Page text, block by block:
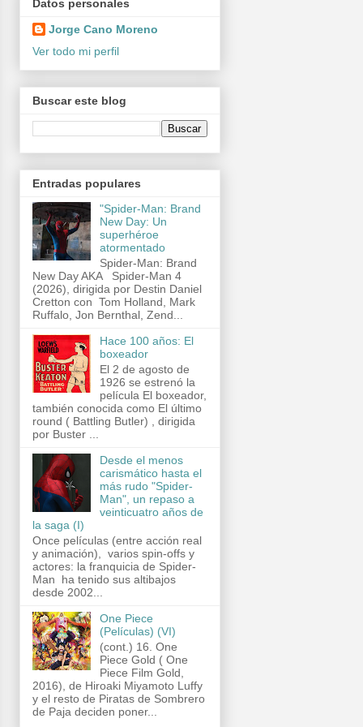
Datos personales
Jorge Cano Moreno
Ver todo mi perfil
Buscar este blog
Entradas populares
"Spider-Man: Brand
New Day: Un
superhéroe
atormentado
Spider-Man: Brand
New Day AKA Spider-Man 4
(2026), dirigida por Destin Daniel
Cretton con Tom Holland, Mark
Ruffalo, Jon Bernthal, Zend...
Hace 100 años: El
boxeador
El 2 de agosto de
1926 se estrenó la
película El boxeador,
también conocida como El último
round ( Battling Butler) , dirigida
por Buster ...
Desde el menos
carismático hasta el
más rudo "Spider-
Man", un repaso a
veinticuatro años de
la saga (I)
Once películas (entre acción real
y animación), varios spin-offs y
actores: la franquicia de Spider-
Man ha tenido sus altibajos
desde 2002...
One Piece
(Películas) (VI)
(cont.) 16. One
Piece Gold ( One
Piece Film Gold,
2016), de Hiroaki Miyamoto Luffy
y el resto de Piratas de Sombrero
de Paja deciden poner...